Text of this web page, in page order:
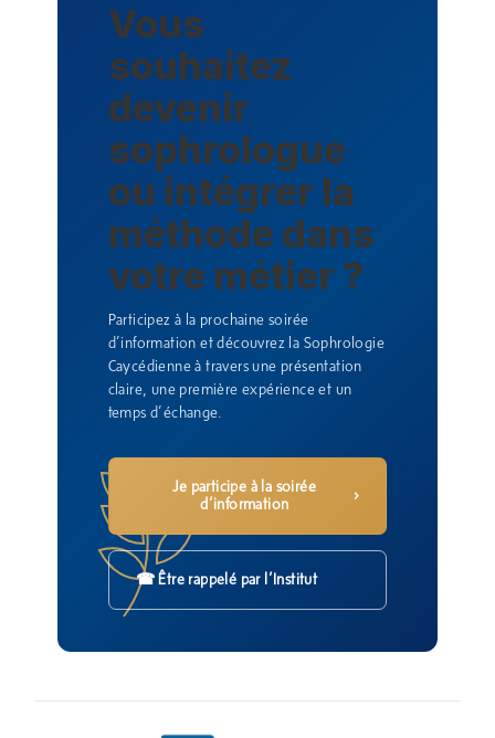
Vous
souhaitez
devenir
sophrologue
ou intégrer la
méthode dans
votre métier ?
Participez à la prochaine soirée
d’information et découvrez la Sophrologie
Caycédienne à travers une présentation
claire, une première expérience et un
temps d’échange.
Je participe à la soirée
d’information
›
☎ Être rappelé par l’Institut